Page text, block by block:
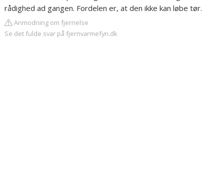
rådighed ad gangen. Fordelen er, at den ikke kan løbe tør.
Anmodning om fjernelse
Se det fulde svar på fjernvarmefyn.dk